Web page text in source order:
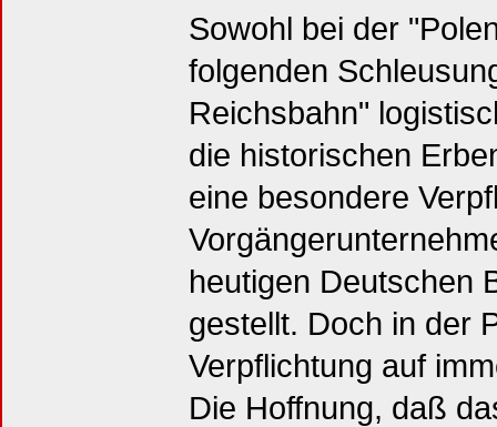
Sowohl bei der
folgenden
Reichsbahn"
die historischen
eine besondere
heutigen Deutschen
gestellt. Doch in der
Verpflichtung auf
Die Hoffnung, daß